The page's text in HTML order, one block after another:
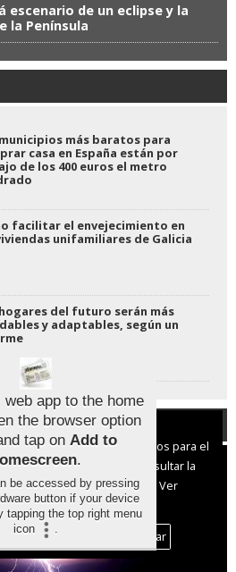
escenario de un eclipse y la
la Península
más baratos para
casa en España están por
de los 400 euros el metro
facilitar el envejecimiento en
unifamiliares de Galicia
del futuro serán más
y adaptables, según un
Civil
el Uso de cookies:
cookies nuestras y de terceros para el
del digital. Puedes consultar la
y como desconectarlas.
Ver
de Privacidad y Cookies
Aceptar Cookies
Personalizar
web app to the home
the browser option
tap on Add to
.
be accessed by pressing
button if your device
tapping the top right menu
icon
.